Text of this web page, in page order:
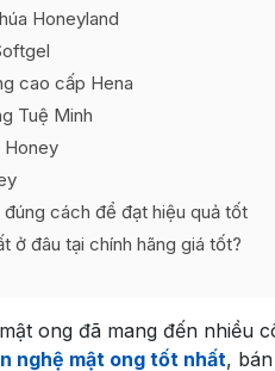
Honeyland
cao cấp Hena
Tuệ Minh
Honey
cách để đạt hiệu quả tốt
ở đâu tại chính hãng giá tốt?
ong đã mang đến nhiều
nghệ mật ong tốt nhất,